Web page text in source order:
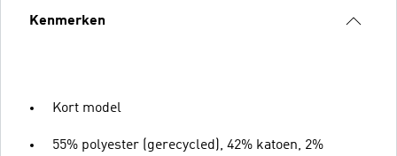
Kenmerken
Kort model
55% polyester (gerecycled), 42% katoen, 2%